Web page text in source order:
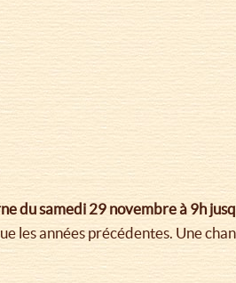
du samedi 29 novembre à 9h
les années précédentes. Une